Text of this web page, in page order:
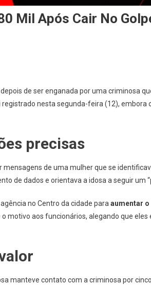
Mil Após Cair No
depois de ser enganada por uma criminosa
nesta segunda-feira (12), embora
precisas
mensagens de uma mulher que se
de dados e orientava a idosa a seguir um
no Centro da cidade paraaumentar
motivo aos funcionários, alegando que
manteve contato com a criminosa por